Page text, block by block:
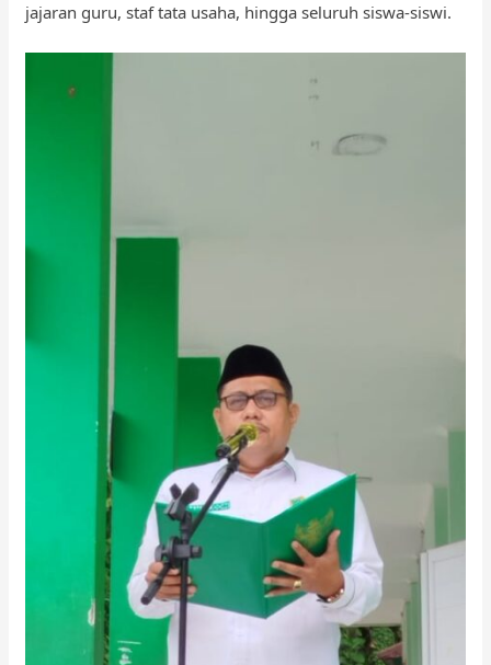
jajaran guru, staf tata usaha, hingga seluruh siswa-siswi.